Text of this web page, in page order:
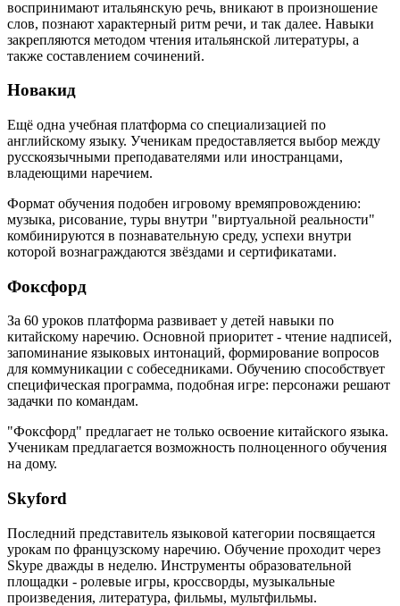
воспринимают итальянскую речь, вникают в произношение
слов, познают характерный ритм речи, и так далее. Навыки
закрепляются методом чтения итальянской литературы, а
также составлением сочинений.
Новакид
Ещё одна учебная платформа со специализацией по
английскому языку. Ученикам предоставляется выбор между
русскоязычными преподавателями или иностранцами,
владеющими наречием.
Формат обучения подобен игровому времяпровождению:
музыка, рисование, туры внутри "виртуальной реальности"
комбинируются в познавательную среду, успехи внутри
которой вознаграждаются звёздами и сертификатами.
Фоксфорд
За 60 уроков платформа развивает у детей навыки по
китайскому наречию. Основной приоритет - чтение надписей,
запоминание языковых интонаций, формирование вопросов
для коммуникации с собеседниками. Обучению способствует
специфическая программа, подобная игре: персонажи решают
задачки по командам.
"Фоксфорд" предлагает не только освоение китайского языка.
Ученикам предлагается возможность полноценного обучения
на дому.
Skyford
Последний представитель языковой категории посвящается
урокам по французскому наречию. Обучение проходит через
Skype дважды в неделю. Инструменты образовательной
площадки - ролевые игры, кроссворды, музыкальные
произведения, литература, фильмы, мультфильмы.